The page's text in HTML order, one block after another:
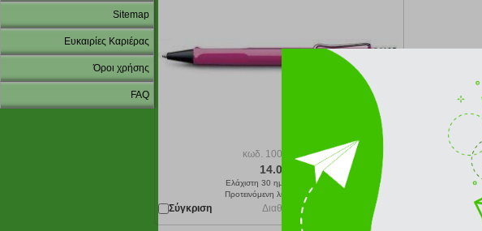
Sitemap
Ευκαιρίες Καριέρας
Όροι χρήσης
FAQ
κωδ. 100005161
14.00 €
Ελάχιστη 30 ημερών 13.95 €
Προτεινόμενη λιανική 14.00 €
Σύγκριση Διαθέσιμο κατόπιν παραγγελίας